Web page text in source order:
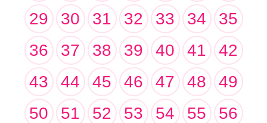
29
30 31 32 33 34
35
36
37 38 39 40 41
42
43
44 45 46 47 48
49
50
51 52 53 54 55
56